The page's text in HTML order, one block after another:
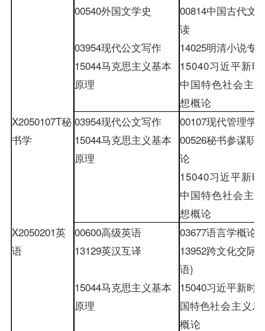
00540外国文学史 00814中国古代文
读
03954现代公文写作 14025明清小说专
15044马克思主义基本
原理
15040习近平新
中国特色社会主
想概论
X2050107T秘
书学
03954现代公文写作 00107现代管理学
15044马克思主义基本
原理
00526秘书参谋职
论
15040习近平新
中国特色社会主
想概论
X2050201英
语
00600高级英语 03677语言学概论
13129英汉互译 13952跨文化交际
语)
15044马克思主义基本
原理
15040习近平新时
国特色社会主义
概论